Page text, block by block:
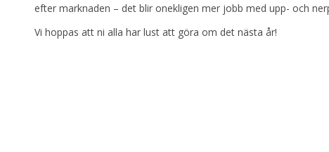
efter marknaden – det blir onekligen mer jobb med upp- och
Vi hoppas att ni alla har lust att göra om det nästa år!